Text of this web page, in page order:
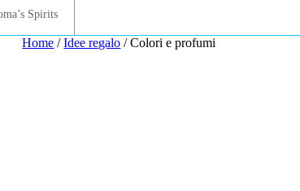
Spirits
Home /Idee regalo / Colori e profumi